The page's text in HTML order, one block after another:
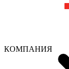
КОМПАНИЯ